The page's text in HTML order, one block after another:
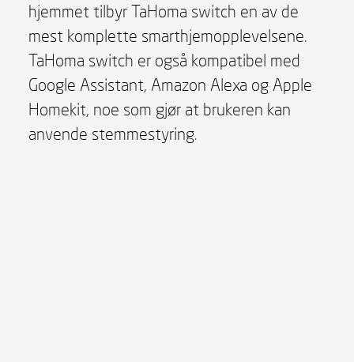
hjemmet tilbyr TaHoma switch en av de
mest komplette smarthjemopplevelsene.
TaHoma switch er også kompatibel med
Google Assistant, Amazon Alexa og Apple
Homekit, noe som gjør at brukeren kan
anvende stemmestyring.